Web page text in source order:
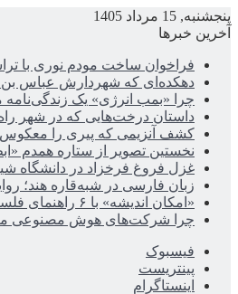
پنجشنبه, 15 مرداد 1405
آخرین خبرها
فراخوان ساخت مودم نوری با
دهکده‌ای که شهردارش عباس
چرا «بمب انرژی» یک
داستان درخت‌هایی که در شهر
کشف آنزیمی که پیری را
نخستین تصویر از ستاره همدم
غزل فروغ فرخزاد در دانشگاه
زبان فارسی در شبه‌قاره هند؛
«امکان اندیشه» با ۶ راهنمای فلسفه غرب رونمایی شد
چرا شرکت‌های هوش مصنوعی
فیسبوک
پینتریست
اینستاگرام